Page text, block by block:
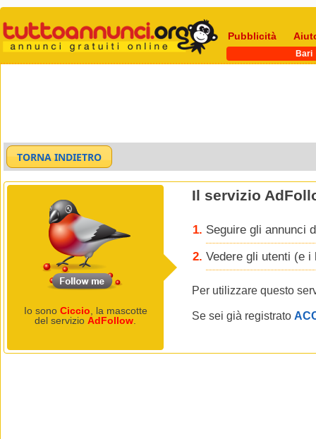
Pubblicità
Bari
Io sono Ciccio , la mascotte
del servizio AdFollow
Il servizio
Seguire gli annunci
Vedere gli utenti (e i
Per utilizzare questo
Se sei già registrato